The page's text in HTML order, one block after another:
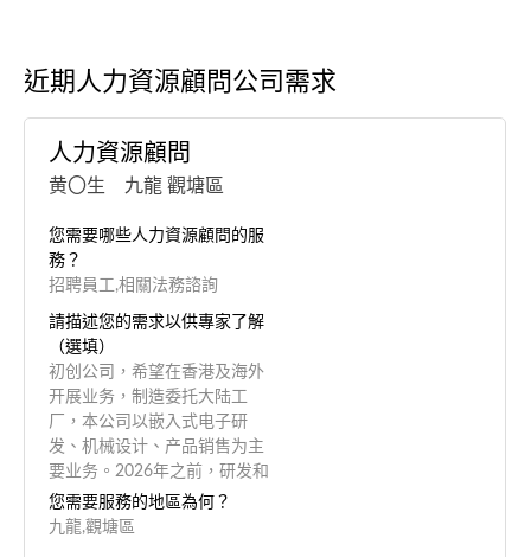
近期人力資源顧問公司需求
人力資源顧問
黄〇生 九龍 觀塘區
您需要哪些人力資源顧問的服
務？
招聘員工,相關法務諮詢
請描述您的需求以供專家了解
（選填）
初创公司，希望在香港及海外
开展业务，制造委托大陆工
厂，本公司以嵌入式电子研
发、机械设计、产品销售为主
要业务。2026年之前，研发和
设计人员主要在大陆和海外，
以兼职和外包为主；现计划：
您需要服務的地區為何？
九龍,觀塘區